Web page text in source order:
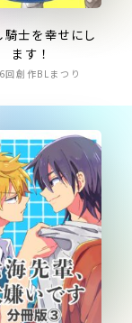
騎士を幸せにし
ます！
回創作BLまつり